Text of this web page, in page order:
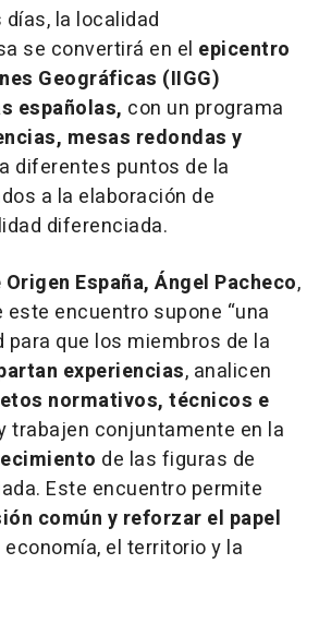
la localidad
se convertirá en el epicentro
Geográficas (IIGG)
españolas, con un programa
mesas redondas y
a diferentes puntos de la
a la elaboración de
diferenciada.
España, Ángel Pacheco,
este encuentro supone “una
para que los miembros de la
experiencias, analicen
normativos, técnicos e
trabajen conjuntamente en la
de las figuras de
Este encuentro permite
común y reforzar el papel
economía, el territorio y la